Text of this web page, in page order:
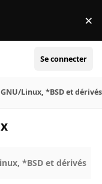
×
Se connecter
GNU/Linux, *BSD et
*BSD et dérivés